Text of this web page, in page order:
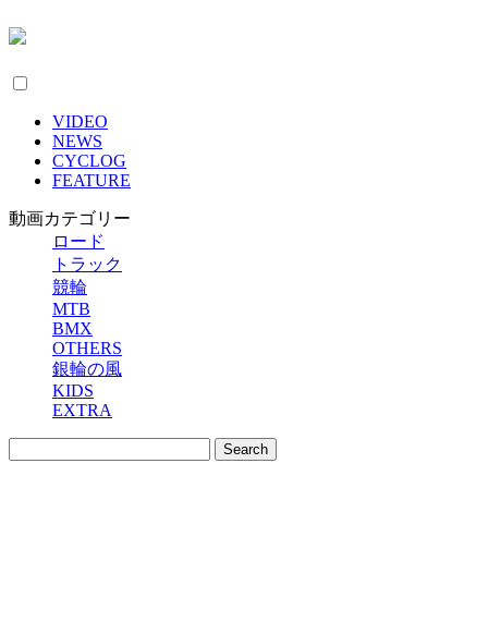
VIDEO
NEWS
CYCLOG
FEATURE
動画カテゴリー
ロード
トラック
競輪
MTB
BMX
OTHERS
銀輪の風
KIDS
EXTRA